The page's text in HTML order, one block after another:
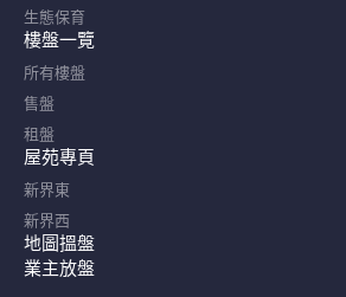
生態保育
樓盤一覽
所有樓盤
售盤
租盤
屋苑專頁
新界東
新界西
地圖搵盤
業主放盤